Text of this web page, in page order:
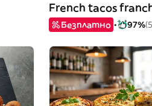
French tacos
Безплатно 97%